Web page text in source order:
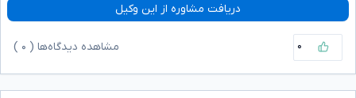
دریافت مشاوره از این وکیل
۰ مشاهده دیدگاه‌ها ( ۰